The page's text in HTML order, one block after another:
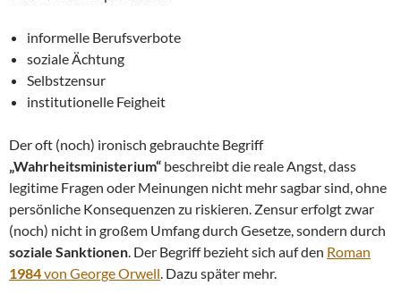
informelle Berufsverbote
soziale Ächtung
Selbstzensur
institutionelle Feigheit
Der oft (noch) ironisch gebrauchte Begriff
„Wahrheitsministerium“ beschreibt die reale Angst, dass
legitime Fragen oder Meinungen nicht mehr sagbar sind, ohne
persönliche Konsequenzen zu riskieren. Zensur erfolgt zwar
(noch) nicht in großem Umfang durch Gesetze, sondern durch
soziale Sanktionen. Der Begriff bezieht sich auf den Roman
1984von George Orwell. Dazu später mehr.